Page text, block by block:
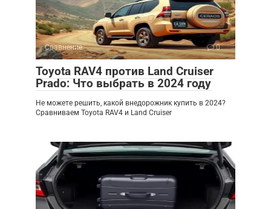
Сравнение 0
Toyota RAV4 против Land Cruiser
Prado: Что выбрать в 2024 году
Не можете решить, какой внедорожник купить в 2024?
Сравниваем Toyota RAV4 и Land Cruiser